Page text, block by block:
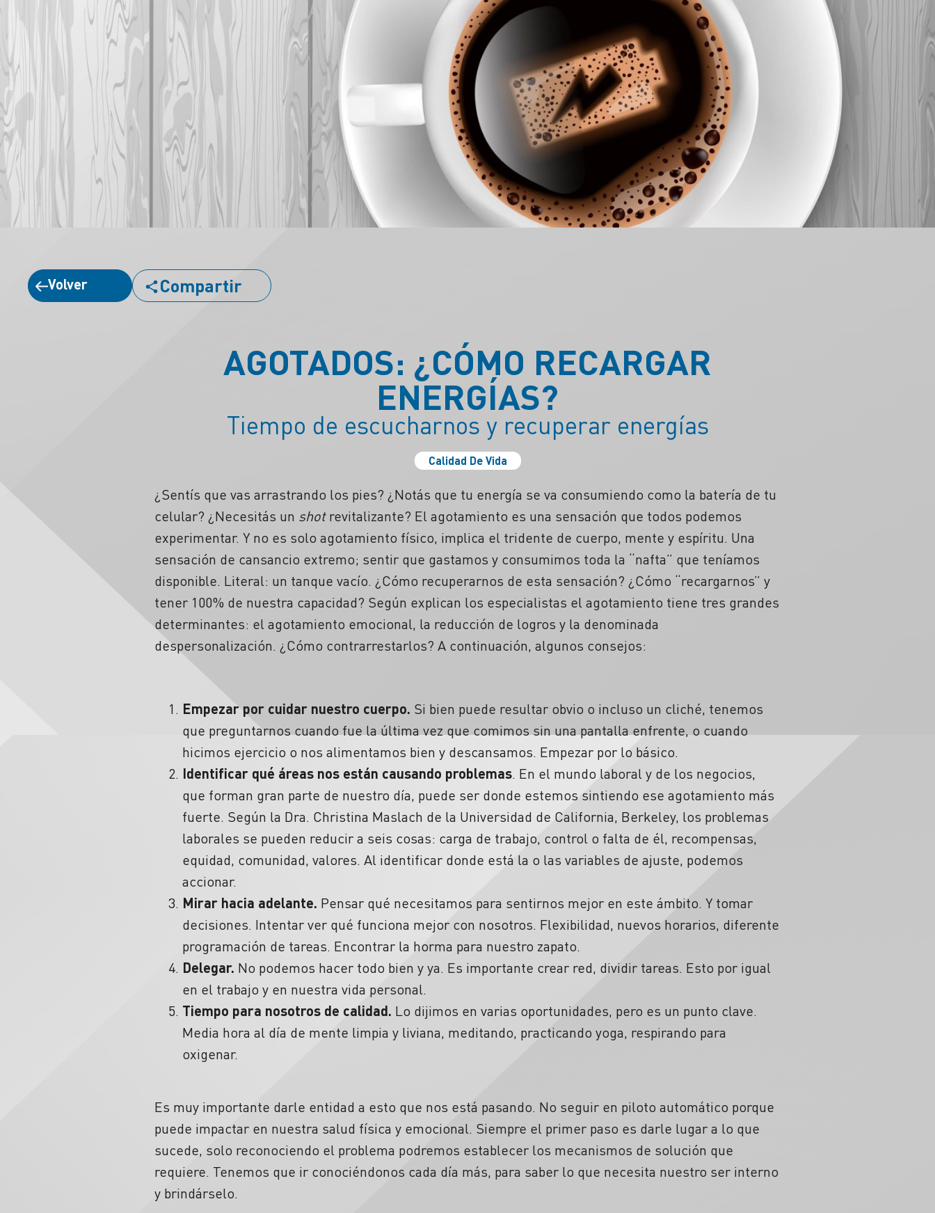
Volver Compartir
AGOTADOS: ¿CÓMO RECARGAR
ENERGÍAS?
Tiempo de escucharnos y recuperar energías
Calidad De Vida
¿Sentís que vas arrastrando los pies? ¿Notás que tu energía se va consumiendo como la batería de tu
celular? ¿Necesitás un shotrevitalizante? El agotamiento es una sensación que todos podemos
experimentar. Y no es solo agotamiento físico, implica el tridente de cuerpo, mente y espíritu. Una
sensación de cansancio extremo; sentir que gastamos y consumimos toda la “nafta” que teníamos
disponible. Literal: un tanque vacío. ¿Cómo recuperarnos de esta sensación? ¿Cómo “recargarnos” y
tener 100% de nuestra capacidad? Según explican los especialistas el agotamiento tiene tres grandes
determinantes: el agotamiento emocional, la reducción de logros y la denominada
despersonalización. ¿Cómo contrarrestarlos? A continuación, algunos consejos:
Empezar por cuidar nuestro cuerpo. Si bien puede resultar obvio o incluso un cliché, tenemos
que preguntarnos cuando fue la última vez que comimos sin una pantalla enfrente, o cuando
hicimos ejercicio o nos alimentamos bien y descansamos. Empezar por lo básico.
Identificar qué áreas nos están causando problemas. En el mundo laboral y de los negocios,
que forman gran parte de nuestro día, puede ser donde estemos sintiendo ese agotamiento más
fuerte. Según la Dra. Christina Maslach de la Universidad de California, Berkeley, los problemas
laborales se pueden reducir a seis cosas: carga de trabajo, control o falta de él, recompensas,
equidad, comunidad, valores. Al identificar donde está la o las variables de ajuste, podemos
accionar.
Mirar hacia adelante. Pensar qué necesitamos para sentirnos mejor en este ámbito. Y tomar
decisiones. Intentar ver qué funciona mejor con nosotros. Flexibilidad, nuevos horarios, diferente
programación de tareas. Encontrar la horma para nuestro zapato.
Delegar. No podemos hacer todo bien y ya. Es importante crear red, dividir tareas. Esto por igual
en el trabajo y en nuestra vida personal.
Tiempo para nosotros de calidad. Lo dijimos en varias oportunidades, pero es un punto clave.
Media hora al día de mente limpia y liviana, meditando, practicando yoga, respirando para
oxigenar.
Es muy importante darle entidad a esto que nos está pasando. No seguir en piloto automático porque
puede impactar en nuestra salud física y emocional. Siempre el primer paso es darle lugar a lo que
sucede, solo reconociendo el problema podremos establecer los mecanismos de solución que
requiere. Tenemos que ir conociéndonos cada día más, para saber lo que necesita nuestro ser interno
y brindárselo.